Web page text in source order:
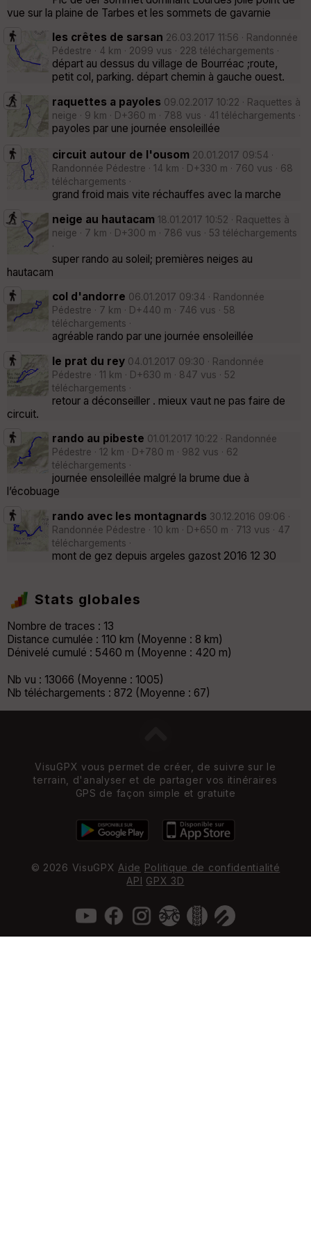
vue sur la plaine de Tarbes et les sommets de gavarnie
les crêtes de sarsan 26.03.2017 11:56 · Randonnée
Pédestre · 4 km · 2099 vus · 228 téléchargements ·
départ au dessus du village de Bourréac ;route,
petit col, parking. départ chemin à gauche ouest.
raquettes a payoles 09.02.2017 10:22 · Raquettes à
neige · 9 km · D+360 m · 788 vus · 41 téléchargements ·
payoles par une journée ensoleillée
circuit autour de l'ousom 20.01.2017 09:54 ·
Randonnée Pédestre · 14 km · D+330 m · 760 vus · 68
téléchargements ·
grand froid mais vite réchauffes avec la marche
neige au hautacam 18.01.2017 10:52 · Raquettes à
neige · 7 km · D+300 m · 786 vus · 53 téléchargements
·
super rando au soleil; premières neiges au
hautacam
col d'andorre 06.01.2017 09:34 · Randonnée
Pédestre · 7 km · D+440 m · 746 vus · 58
téléchargements ·
agréable rando par une journée ensoleillée
le prat du rey 04.01.2017 09:30 · Randonnée
Pédestre · 11 km · D+630 m · 847 vus · 52
téléchargements ·
retour a déconseiller . mieux vaut ne pas faire de
circuit.
rando au pibeste 01.01.2017 10:22 · Randonnée
Pédestre · 12 km · D+780 m · 982 vus · 62
téléchargements ·
journée ensoleillée malgré la brume due à
l’écobuage
rando avec les montagnards 30.12.2016 09:06 ·
Randonnée Pédestre · 10 km · D+650 m · 713 vus · 47
téléchargements ·
mont de gez depuis argeles gazost 2016 12 30
Stats globales
Nombre de traces : 13
Distance cumulée : 110 km (Moyenne : 8 km)
Dénivelé cumulé : 5460 m (Moyenne : 420 m)
Nb vu : 13066 (Moyenne : 1005)
Nb téléchargements : 872 (Moyenne : 67)
VisuGPX vous permet de créer, de suivre sur le
terrain, d'analyser et de partager vos itinéraires
GPS de façon simple et gratuite
© 2026 VisuGPX Aide Politique de confidentialité
API GPX 3D